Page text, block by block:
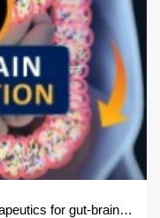
Seed Health partners with Axial Therapeutics for gut-brain program